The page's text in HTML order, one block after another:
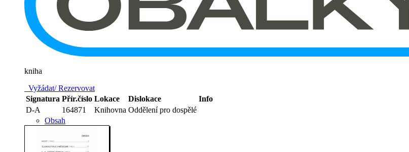
kniha
Vyžádat/ Rezervovat
Signatura Přír.číslo Lokace Dislokace
Info
D-A
164871 Knihovna Oddělení pro dospělé
Obsah